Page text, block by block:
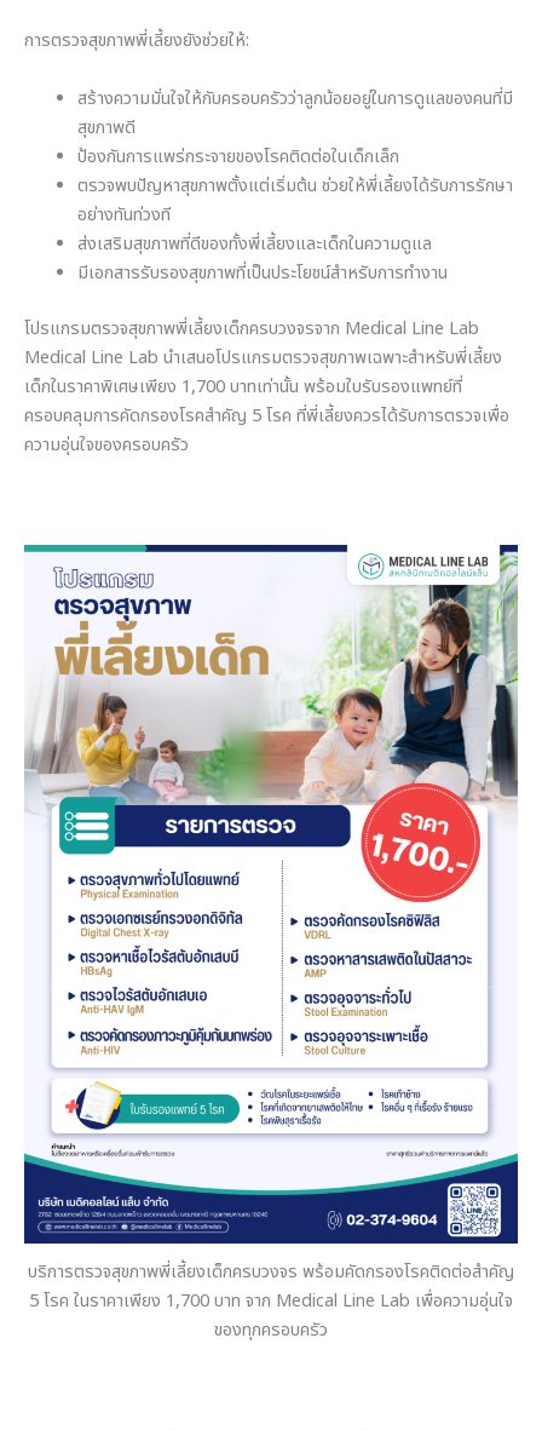
การตรวจสุขภาพพี่เลี้ยงยังช่วยให้:
สร้างความมั่นใจให้กับครอบครัวว่าลูกน้อยอยู่ในการดูแลของคนที่มี
สุขภาพดี
ป้องกันการแพร่กระจายของโรคติดต่อในเด็กเล็ก
ตรวจพบปัญหาสุขภาพตั้งแต่เริ่มต้น ช่วยให้พี่เลี้ยงได้รับการรักษา
อย่างทันท่วงที
ส่งเสริมสุขภาพที่ดีของทั้งพี่เลี้ยงและเด็กในความดูแล
มีเอกสารรับรองสุขภาพที่เป็นประโยชน์สำหรับการทำงาน
โปรแกรมตรวจสุขภาพพี่เลี้ยงเด็กครบวงจรจาก Medical Line Lab
Medical Line Lab นำเสนอโปรแกรมตรวจสุขภาพเฉพาะสำหรับพี่เลี้ยง
เด็กในราคาพิเศษเพียง 1,700 บาทเท่านั้น พร้อมใบรับรองแพทย์ที่
ครอบคลุมการคัดกรองโรคสำคัญ 5 โรค ที่พี่เลี้ยงควรได้รับการตรวจเพื่อ
ความอุ่นใจของครอบครัว
บริการตรวจสุขภาพพี่เลี้ยงเด็กครบวงจร พร้อมคัดกรองโรคติดต่อสำคัญ
5 โรค ในราคาเพียง 1,700 บาท จาก Medical Line Lab เพื่อความอุ่นใจ
ของทุกครอบครัว